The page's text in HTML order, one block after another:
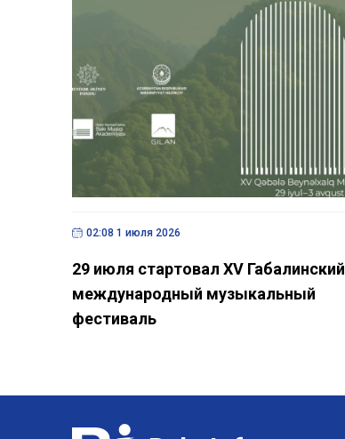
02:08 1 июля 2026
29 июля стартовал XV Габалинский
международный музыкальный
фестиваль